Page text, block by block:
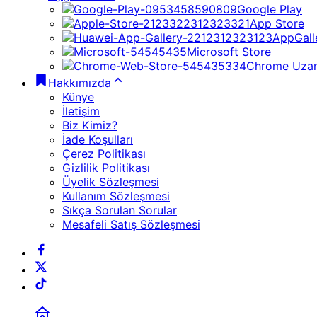
Google Play
App Store
Microsoft Store
Chrome
Hakkımızda
Künye
İletişim
Biz Kimiz?
İade Koşulları
Çerez Politikası
Gizlilik Politikası
Üyelik Sözleşmesi
Kullanım Sözleşmesi
Sıkça Sorulan Sorular
Mesafeli Satış Sözleşmesi